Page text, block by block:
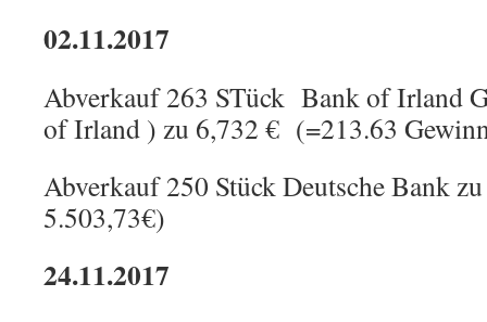
02.11.2017
Abverkauf 263 STück Bank of Irland
of Irland ) zu 6,732 € (=213.63
Abverkauf 250 Stück Deutsche Bank
5.503,73€)
24.11.2017